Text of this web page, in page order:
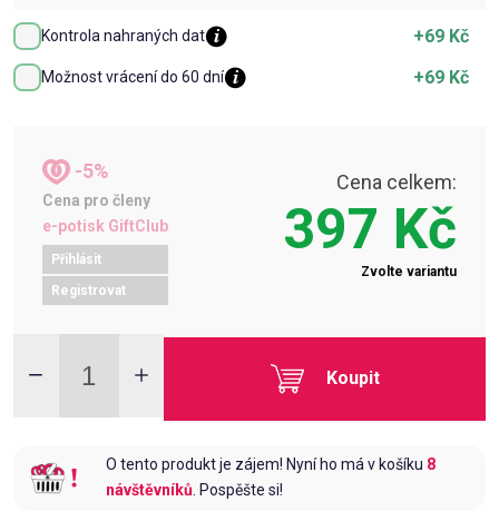
Kontrola nahraných dat +69 Kč
Možnost vrácení do 60 dní +69 Kč
-5%
Cena pro členy
e-potisk GiftClub
Přihlásit
Registrovat
Cena celkem:
397 Kč
Zvolte variantu
Koupit
O tento produkt je zájem! Nyní ho má v košíku 8
návštěvníků. Pospěšte si!